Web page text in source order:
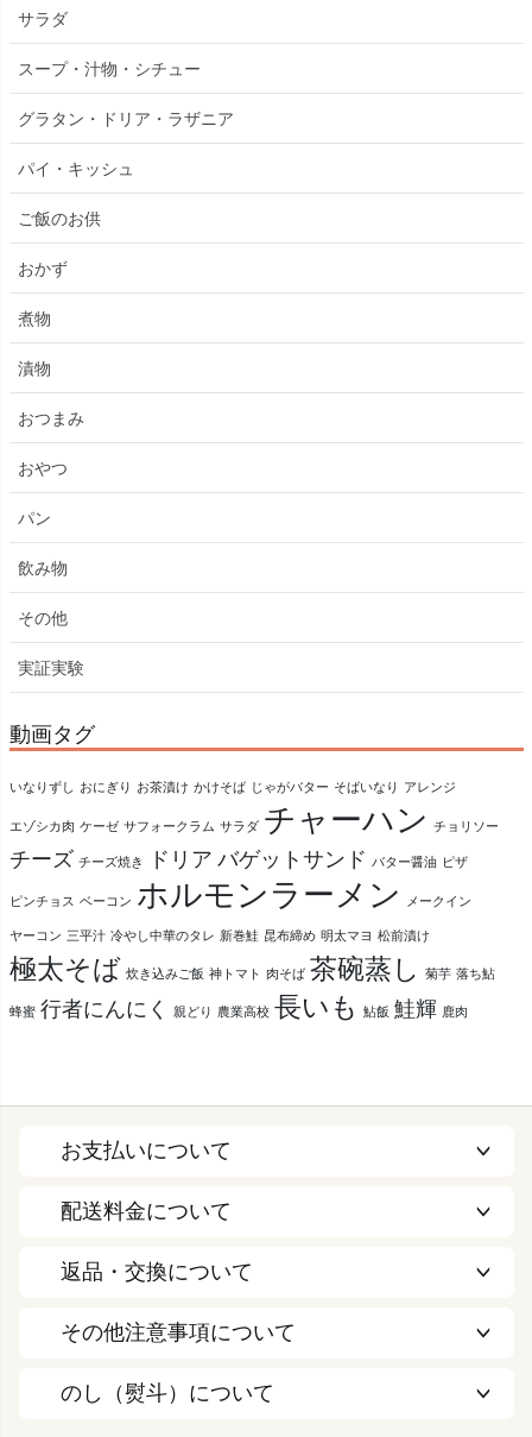
サラダ
スープ・汁物・シチュー
グラタン・ドリア・ラザニア
パイ・キッシュ
ご飯のお供
おかず
煮物
漬物
おつまみ
おやつ
パン
飲み物
その他
実証実験
動画タグ
いなりずし おにぎり お茶漬け かけそば じゃがバター そばいなり アレンジ
エゾシカ肉 ケーゼ サフォークラム サラダ チャーハン チョリソー
チーズ チーズ焼き ドリア バゲットサンド バター醤油 ピザ
ピンチョス ベーコン ホルモンラーメン メークイン
ヤーコン 三平汁 冷やし中華のタレ 新巻鮭 昆布締め 明太マヨ 松前漬け
極太そば 炊き込みご飯 神トマト 肉そば 茶碗蒸し 菊芋 落ち鮎
蜂蜜 行者にんにく 親どり 農業高校 長いも 鮎飯 鮭輝 鹿肉
お支払いについて
配送料金について
返品・交換について
その他注意事項について
のし（熨斗）について